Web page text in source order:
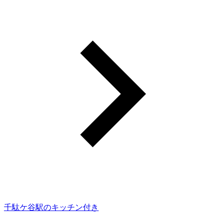
千駄ケ谷駅のキッチン付き